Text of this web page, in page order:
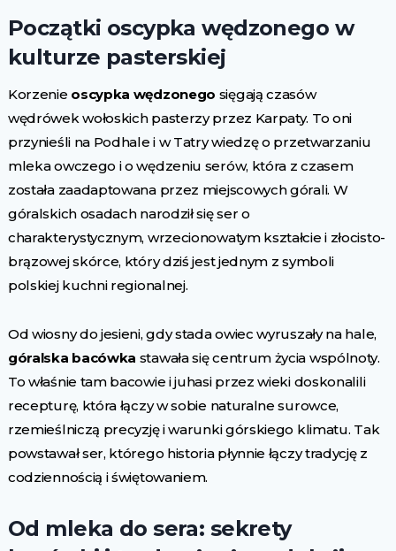
Początki oscypka wędzonego w
kulturze pasterskiej
Korzenie oscypka wędzonego sięgają czasów
wędrówek wołoskich pasterzy przez Karpaty. To oni
przynieśli na Podhale i w Tatry wiedzę o przetwarzaniu
mleka owczego i o wędzeniu serów, która z czasem
została zaadaptowana przez miejscowych górali. W
góralskich osadach narodził się ser o
charakterystycznym, wrzecionowatym kształcie i złocisto-
brązowej skórce, który dziś jest jednym z symboli
polskiej kuchni regionalnej.
Od wiosny do jesieni, gdy stada owiec wyruszały na hale,
góralska bacówka stawała się centrum życia wspólnoty.
To właśnie tam bacowie i juhasi przez wieki doskonalili
recepturę, która łączy w sobie naturalne surowce,
rzemieślniczą precyzję i warunki górskiego klimatu. Tak
powstawał ser, którego historia płynnie łączy tradycję z
codziennością i świętowaniem.
Od mleka do sera: sekrety